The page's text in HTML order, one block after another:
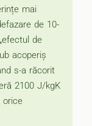
mai
de 10-
de
acoperiș
s-a răcorit
2100 J/kgK
orice